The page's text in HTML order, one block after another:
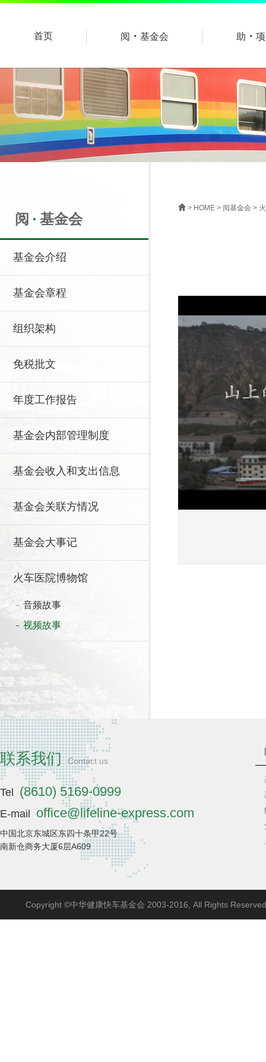
首页 阅 · 基金会 助 ·
阅 基金会
基金会介绍
基金会章程
组织架构
免税批文
年度工作报告
基金会内部管理制度
基金会收入和支出信息
基金会关联方情况
基金会大事记
火车医院博物馆
音频故事
视频故事
> HOME > 阅基金会 >
联系我们 Contact us
Tel (8610) 5169-0999
E-mail office@lifeline-express.com
中国北京东城区东四十条甲22号
南新仓商务大厦6层A609
Copyright ©中华健康快车基金会 2003-2016, All Rights